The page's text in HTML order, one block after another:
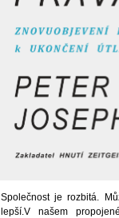
Společnost je rozbitá.
lepší.V našem